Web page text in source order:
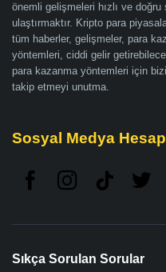
önemli gelişmeleri hızlı ve doğru
ulaştırmaktır. Kripto para
tüm haberler, gelişmeler, para
yöntemleri, ciddi gelir
para kazanma yöntemleri için bizi
takip etmeyi unutma.
Sosyal Medya
Sıkça Sorulan Sorular